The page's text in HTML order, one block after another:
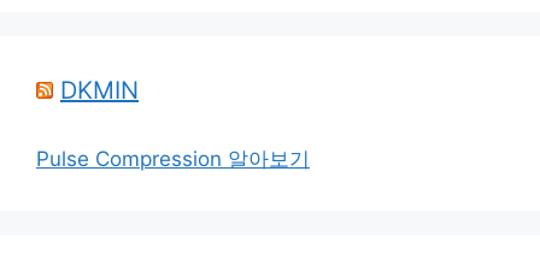
DKMIN
Pulse Compression 알아보기